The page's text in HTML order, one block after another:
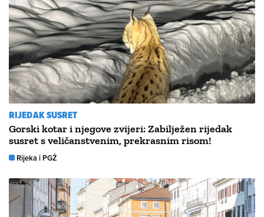
RIJEDAK SUSRET
Gorski kotar i njegove zvijeri: Zabilježen rijedak
susret s veličanstvenim, prekrasnim risom!
Rijeka i PGŽ